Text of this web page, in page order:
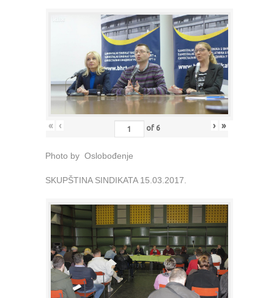
« ‹ of 6 › »
Photo by Oslobođenje
SKUPŠTINA SINDIKATA 15.03.2017.